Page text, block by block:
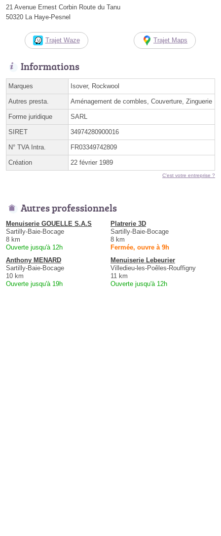
21 Avenue Ernest Corbin Route du Tanu
50320 La Haye-Pesnel
Trajet Waze Trajet Maps
Informations
Marques Isover, Rockwool
Autres presta. Aménagement de combles, Couverture, Zinguerie
Forme juridique SARL
SIRET 34974280900016
N° TVA Intra. FR03349742809
Création 22 février 1989
C'est votre entreprise ?
Autres professionnels
Menuiserie GOUELLE S.A.S
Sartilly-Baie-Bocage
8 km
Ouverte jusqu'à 12h
Platrerie 3D
Sartilly-Baie-Bocage
8 km
Fermée, ouvre à 9h
Anthony MENARD
Sartilly-Baie-Bocage
10 km
Ouverte jusqu'à 19h
Menuiserie Lebeurier
Villedieu-les-Poêles-Rouffigny
11 km
Ouverte jusqu'à 12h